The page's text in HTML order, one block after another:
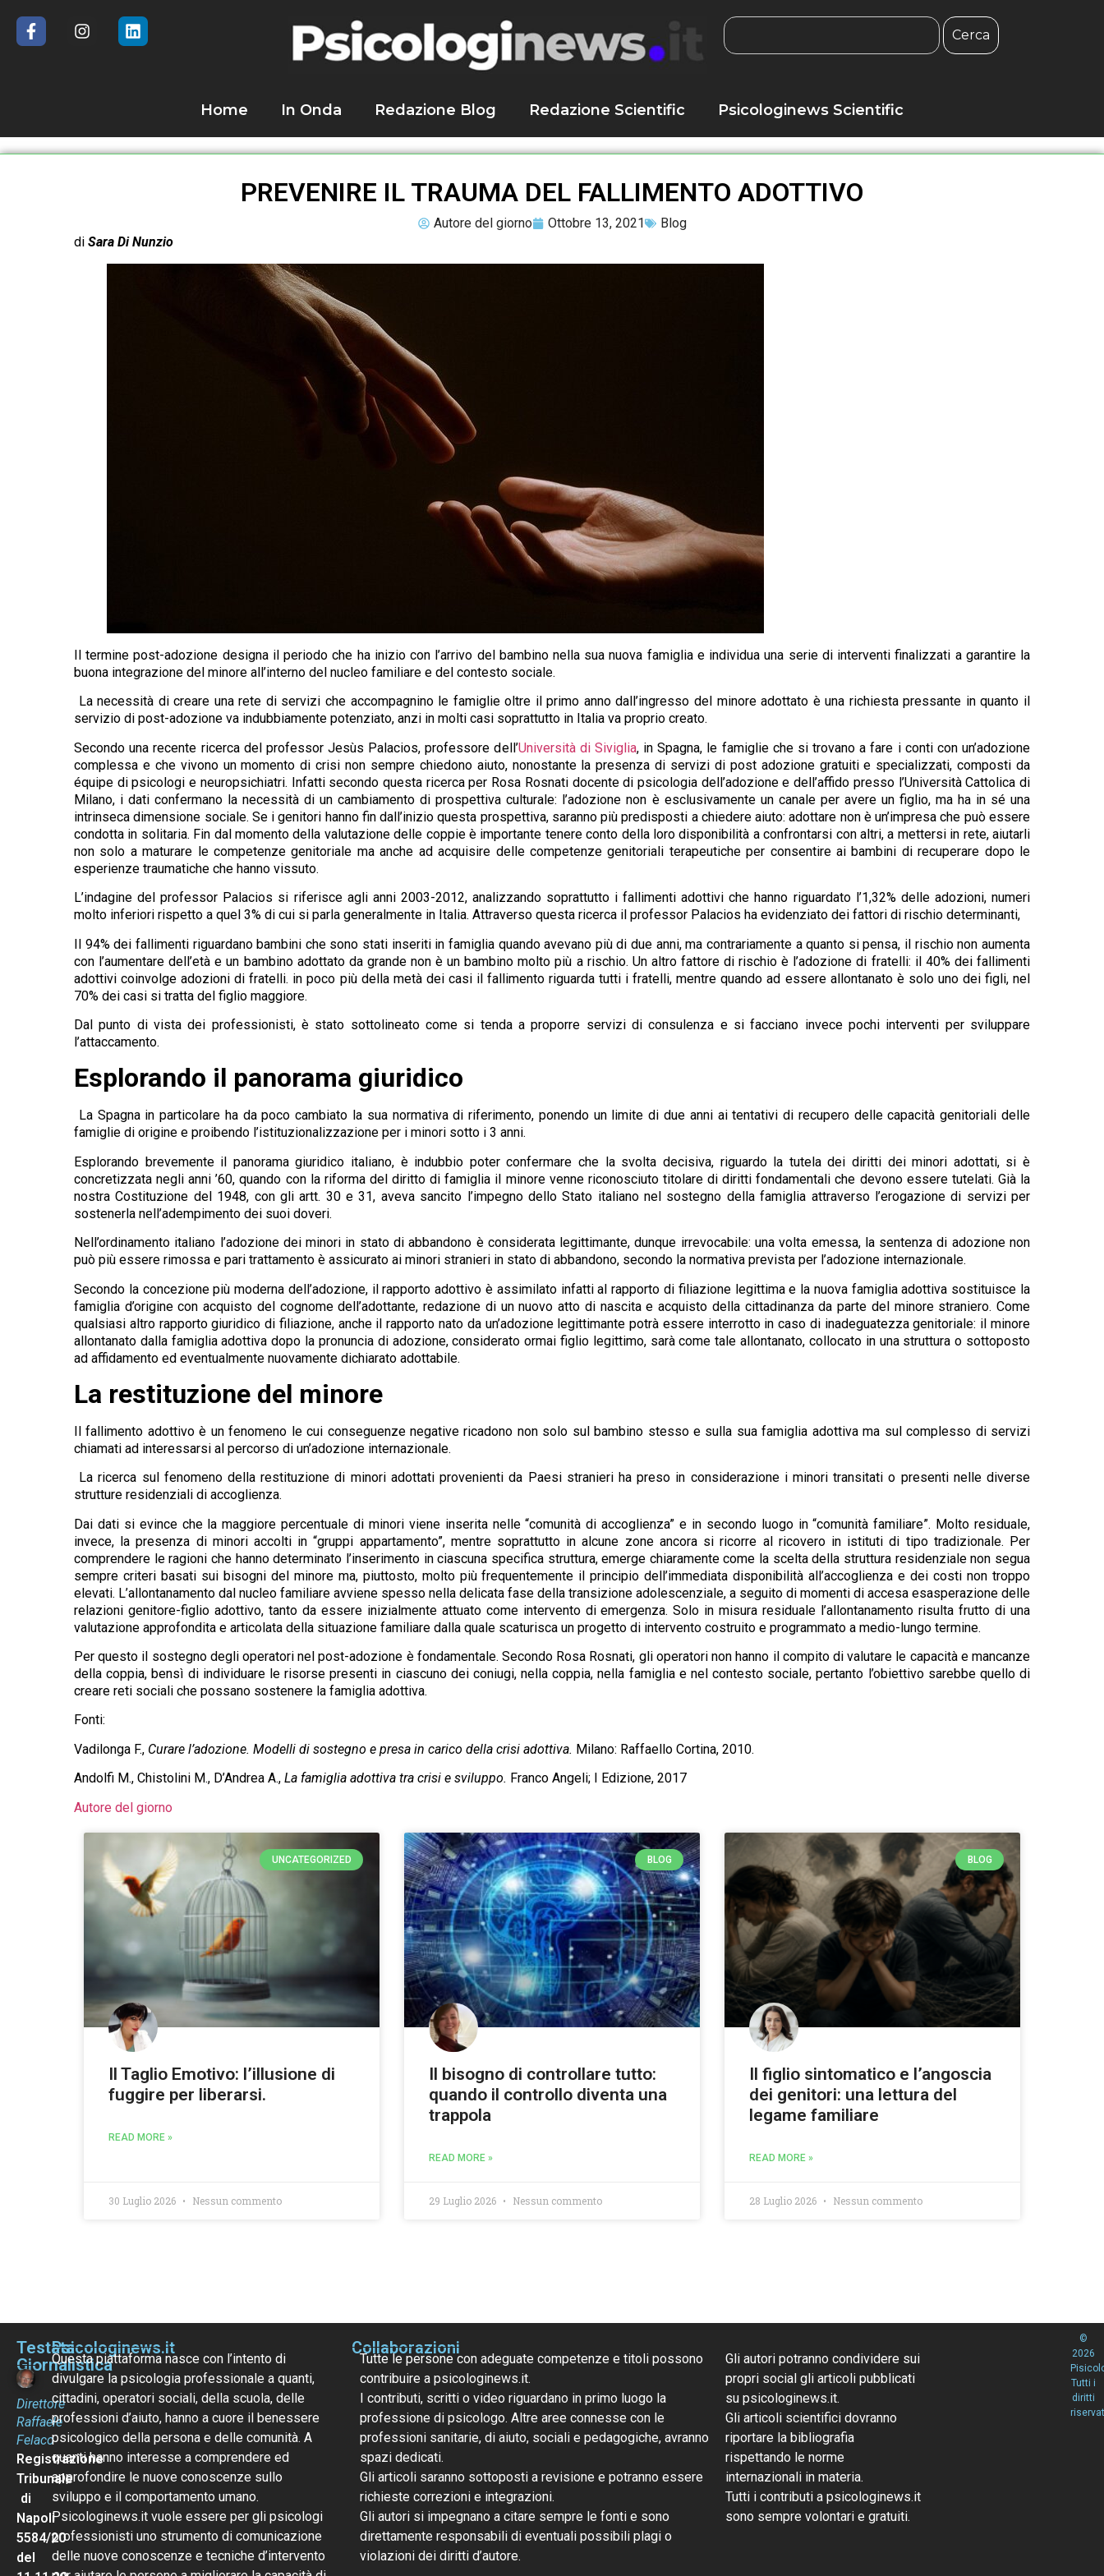
Cerca
Home In Onda Redazione Blog Redazione Scientific Psicologinews Scientific
PREVENIRE IL TRAUMA DEL FALLIMENTO ADOTTIVO
Autore del giorno Ottobre 13, 2021
Blog
di Sara Di Nunzio
Il termine post-adozione designa il periodo che ha inizio con l’arrivo del bambino nella sua nuova famiglia e individua una serie di interventi finalizzati a garantire la
buona integrazione del minore all’interno del nucleo familiare e del contesto sociale.
La necessità di creare una rete di servizi che accompagnino le famiglie oltre il primo anno dall’ingresso del minore adottato è una richiesta pressante in quanto il
servizio di post-adozione va indubbiamente potenziato, anzi in molti casi soprattutto in Italia va proprio creato.
Secondo una recente ricerca del professor Jesùs Palacios, professore dell’Università di Siviglia, in Spagna, le famiglie che si trovano a fare i conti con un’adozione
complessa e che vivono un momento di crisi non sempre chiedono aiuto, nonostante la presenza di servizi di post adozione gratuiti e specializzati, composti da
équipe di psicologi e neuropsichiatri. Infatti secondo questa ricerca per Rosa Rosnati docente di psicologia dell’adozione e dell’affido presso l’Università Cattolica di
Milano, i dati confermano la necessità di un cambiamento di prospettiva culturale: l’adozione non è esclusivamente un canale per avere un figlio, ma ha in sé una
intrinseca dimensione sociale​. Se i genitori hanno fin dall’inizio questa prospettiva, saranno più predisposti a chiedere aiuto: adottare non è un’impresa che può essere
condotta in solitaria. Fin dal momento della valutazione delle coppie è importante tenere conto della loro disponibilità a confrontarsi con altri, a mettersi in rete, aiutarli
non solo a maturare le competenze genitoriale ma anche ad acquisire delle competenze genitoriali terapeutiche per consentire ai bambini di recuperare dopo le
esperienze traumatiche che hanno vissuto.
L’indagine del professor Palacios si riferisce agli anni 2003-2012, analizzando soprattutto i fallimenti adottivi che hanno riguardato l’1,32% delle adozioni, numeri
molto inferiori rispetto a quel 3% di cui si parla generalmente in Italia. Attraverso questa ricerca il professor Palacios ha evidenziato dei fattori di rischio determinanti,
Il 94% dei fallimenti riguardano bambini che sono stati inseriti in famiglia quando avevano più di due anni, ma contrariamente a quanto si pensa, il rischio non aumenta
con l’aumentare dell’età e un bambino adottato da grande non è un bambino molto più a rischio. Un altro fattore di rischio è l’adozione di fratelli: il 40% dei fallimenti
adottivi coinvolge adozioni di fratelli. in poco più della metà dei casi il fallimento riguarda tutti i fratelli, mentre quando ad essere allontanato è solo uno dei figli, nel
70% dei casi si tratta del figlio maggiore.
Dal punto di vista dei professionisti, è stato sottolineato come si tenda a proporre servizi di consulenza e si facciano invece pochi interventi per sviluppare
l’attaccamento.
Esplorando il panorama giuridico
La Spagna in particolare ha da poco cambiato la sua normativa di riferimento, ponendo un limite di due anni ai tentativi di recupero delle capacità genitoriali delle
famiglie di origine e proibendo l’istituzionalizzazione per i minori sotto i 3 anni.
Esplorando brevemente il panorama giuridico italiano, è indubbio poter confermare che la svolta decisiva, riguardo la tutela dei diritti dei minori adottati, si è
concretizzata negli anni ’60, quando con la riforma del diritto di famiglia il minore venne riconosciuto titolare di diritti fondamentali che devono essere tutelati. Già la
nostra Costituzione del 1948, con gli artt. 30 e 31, aveva sancito l’impegno dello Stato italiano nel sostegno della famiglia attraverso l’erogazione di servizi per
sostenerla nell’adempimento dei suoi doveri.
Nell’ordinamento italiano l’adozione dei minori in stato di abbandono è considerata legittimante, dunque irrevocabile: una volta emessa, la sentenza di adozione non
può più essere rimossa e pari trattamento è assicurato ai minori stranieri in stato di abbandono, secondo la normativa prevista per l’adozione internazionale.
Secondo la concezione più moderna dell’adozione, il rapporto adottivo è assimilato infatti al rapporto di filiazione legittima e la nuova famiglia adottiva sostituisce la
famiglia d’origine con acquisto del cognome dell’adottante, redazione di un nuovo atto di nascita e acquisto della cittadinanza da parte del minore straniero. Come
qualsiasi altro rapporto giuridico di filiazione, anche il rapporto nato da un’adozione legittimante potrà essere interrotto in caso di inadeguatezza genitoriale: il minore
allontanato dalla famiglia adottiva dopo la pronuncia di adozione, considerato ormai figlio legittimo, sarà come tale allontanato, collocato in una struttura o sottoposto
ad affidamento ed eventualmente nuovamente dichiarato adottabile.
La restituzione del minore
Il fallimento adottivo è un fenomeno le cui conseguenze negative ricadono non solo sul bambino stesso e sulla sua famiglia adottiva ma sul complesso di servizi
chiamati ad interessarsi al percorso di un’adozione internazionale.
La ricerca sul fenomeno della restituzione di minori adottati provenienti da Paesi stranieri ha preso in considerazione i minori transitati o presenti nelle diverse
strutture residenziali di accoglienza.
Dai dati si evince che la maggiore percentuale di minori viene inserita nelle “comunità di accoglienza” e in secondo luogo in “comunità familiare”. Molto residuale,
invece, la presenza di minori accolti in “gruppi appartamento”, mentre soprattutto in alcune zone ancora si ricorre al ricovero in istituti di tipo tradizionale. Per
comprendere le ragioni che hanno determinato l’inserimento in ciascuna specifica struttura, emerge chiaramente come la scelta della struttura residenziale non segua
sempre criteri basati sui bisogni del minore ma, piuttosto, molto più frequentemente il principio dell’immediata disponibilità all’accoglienza e dei costi non troppo
elevati. L’allontanamento dal nucleo familiare avviene spesso nella delicata fase della transizione adolescenziale, a seguito di momenti di accesa esasperazione delle
relazioni genitore-figlio adottivo, tanto da essere inizialmente attuato come intervento di emergenza. Solo in misura residuale l’allontanamento risulta frutto di una
valutazione approfondita e articolata della situazione familiare dalla quale scaturisca un progetto di intervento costruito e programmato a medio-lungo termine.
Per questo il sostegno degli operatori nel post-adozione è fondamentale. Secondo Rosa Rosnati, gli operatori non hanno il compito di valutare le capacità e mancanze
della coppia, bensì di individuare le risorse presenti in ciascuno dei coniugi, nella coppia, nella famiglia e nel contesto sociale, pertanto l’obiettivo sarebbe quello di
creare reti sociali che possano sostenere la famiglia adottiva.
Fonti:
Vadilonga F., Curare l’adozione. Modelli di sostegno e presa in carico della crisi adottiva. Milano: Raffaello Cortina, 2010.
Andolfi M., Chistolini M., D’Andrea A., La famiglia adottiva tra crisi e sviluppo. Franco Angeli; I Edizione, 2017
Autore del giorno
UNCATEGORIZED
Il Taglio Emotivo: l’illusione di
fuggire per liberarsi.
READ MORE »
30 Luglio 2026 Nessun commento
BLOG
Il bisogno di controllare tutto:
quando il controllo diventa una
trappola
READ MORE »
29 Luglio 2026 Nessun commento
BLOG
Il figlio sintomatico e l’angoscia
dei genitori: una lettura del
legame familiare
READ MORE »
28 Luglio 2026 Nessun commento
Testata
Giornalistica
Direttore
Raffaele
Felaco
Registrazione
Tribunale
di
Napoli
5584/20
del
Psicologinews.it
Questa piattaforma nasce con l’intento di
divulgare la psicologia professionale a quanti,
cittadini, operatori sociali, della scuola, delle
professioni d’aiuto, hanno a cuore il benessere
psicologico della persona e delle comunità. A
quanti hanno interesse a comprendere ed
approfondire le nuove conoscenze sullo
sviluppo e il comportamento umano.
Psicologinews.it vuole essere per gli psicologi
professionisti uno strumento di comunicazione
delle nuove conoscenze e tecniche d’intervento
Collaborazioni
Tutte le persone con adeguate competenze e titoli possono
contribuire a psicologinews.it.
I contributi, scritti o video riguardano in primo luogo la
professione di psicologo. Altre aree connesse con le
professioni sanitarie, di aiuto, sociali e pedagogiche, avranno
spazi dedicati.
Gli articoli saranno sottoposti a revisione e potranno essere
richieste correzioni e integrazioni.
Gli autori si impegnano a citare sempre le fonti e sono
direttamente responsabili di eventuali possibili plagi o
violazioni dei diritti d’autore.
Gli autori potranno condividere sui
propri social gli articoli pubblicati
su psicologinews.it.
Gli articoli scientifici dovranno
riportare la bibliografia
rispettando le norme
internazionali in materia.
Tutti i contributi a psicologinews.it
sono sempre volontari e gratuiti.
©
2026
Tutti i
diritti